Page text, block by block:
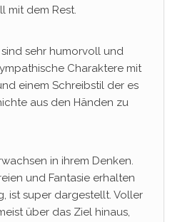
mit dem Rest.
sehr humorvoll und
Charaktere mit
einem Schreibstil der es
aus den Händen zu
in ihrem Denken.
und Fantasie erhalten
ist super dargestellt. Voller
über das Ziel hinaus,